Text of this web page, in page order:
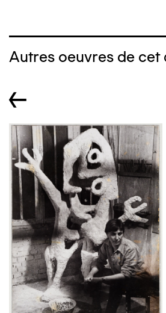
Autres oeuvres de cet
←